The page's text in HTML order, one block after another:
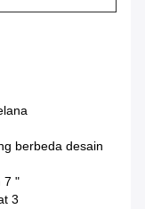
berbeda desain
7 "
3